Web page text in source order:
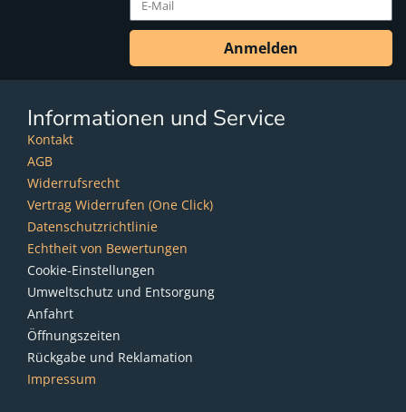
Anmelden
Informationen und Service
Kontakt
AGB
Widerrufsrecht
Vertrag Widerrufen (One Click)
Datenschutzrichtlinie
Echtheit von Bewertungen
Cookie-Einstellungen
Umweltschutz und Entsorgung
Anfahrt
Öffnungszeiten
Rückgabe und Reklamation
Impressum